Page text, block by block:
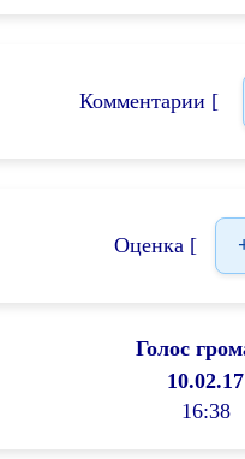
Комментарии [
Оценка [
Голос
10.02.17
16:38